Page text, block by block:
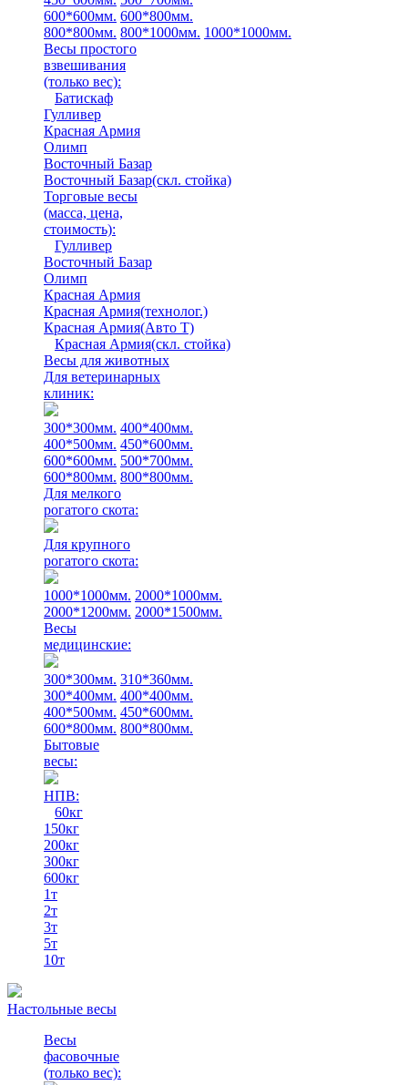
600*600мм. 600*800мм.
800*800мм. 800*1000мм. 1000*1000мм.
Весы простого
взвешивания
(только вес):
Батискаф
Гулливер
Красная Армия
Олимп
Восточный Базар
Восточный Базар(скл. стойка)
Торговые весы
(масса, цена,
стоимость):
Гулливер
Восточный Базар
Олимп
Красная Армия
Красная Армия(технолог.)
Красная Армия(Авто Т)
Красная Армия(скл. стойка)
Весы для животных
Для ветеринарных
клиник:
300*300мм. 400*400мм.
400*500мм. 450*600мм.
600*600мм. 500*700мм.
600*800мм. 800*800мм.
Для мелкого
рогатого скота:
Для крупного
рогатого скота:
1000*1000мм. 2000*1000мм.
2000*1200мм. 2000*1500мм.
Весы
медицинские:
300*300мм. 310*360мм.
300*400мм. 400*400мм.
400*500мм. 450*600мм.
600*800мм. 800*800мм.
Бытовые
весы:
НПВ:
60кг
150кг
200кг
300кг
600кг
1т
2т
3т
5т
10т
Настольные весы
Весы
фасовочные
(только вес):